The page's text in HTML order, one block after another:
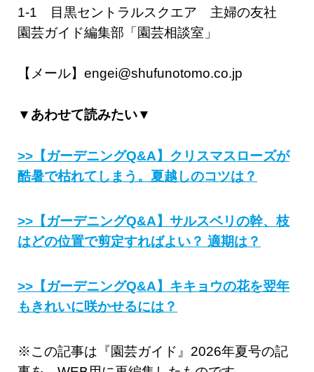
1-1 目黒セントラルスクエア 主婦の友社
園芸ガイド編集部「園芸相談室」
【メール】engei@shufunotomo.co.jp
▼あわせて読みたい▼
>>【ガーデニングQ&A】クリスマスローズが
酷暑で枯れてしまう。夏越しのコツは？
>>【ガーデニングQ&A】サルスベリの幹、枝
はどの位置で剪定すればよい？ 適期は？
>>【ガーデニングQ&A】キキョウの花を翌年
もきれいに咲かせるには？
※この記事は『園芸ガイド』2026年夏号の記